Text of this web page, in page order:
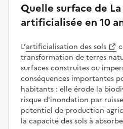
Quelle surface de
artificialisée en 10
L’artificialisation des sols
transformation de terres
surfaces construites ou
conséquences importantes
habitants : elle érode la
risque d'inondation par
potentiel de production
la capacité des sols à